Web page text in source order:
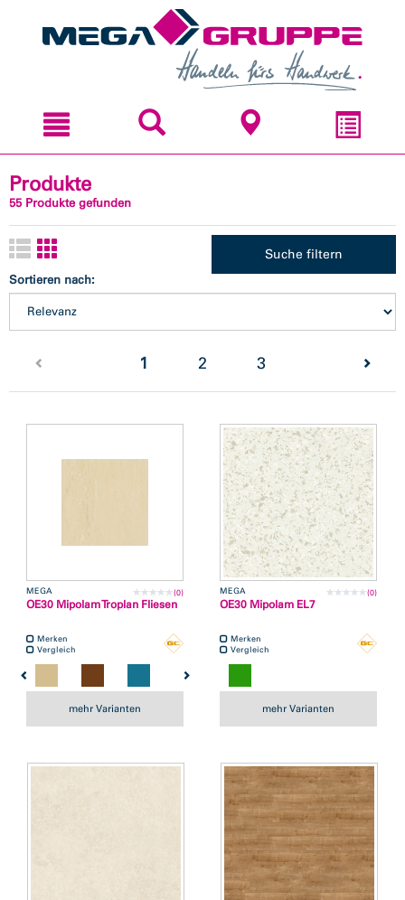
Produkte
55 Produkte gefunden
Suche filtern
Sortieren nach:
1 (current)
2 3
MEGA (0)
OE30 Mipolam Troplan Fliesen
Merken
Vergleich
mehr Varianten
MEGA (0)
OE30 Mipolam EL7
Merken
Vergleich
mehr Varianten